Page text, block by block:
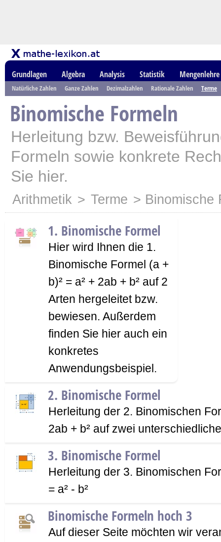
Grundlagen Algebra Analysis Statistik Mengenlehre
Natürliche Zahlen Ganze Zahlen Dezimalzahlen Rationale Zahlen Terme
Binomische Formeln
Herleitung bzw.
Formeln sowie konkrete
Sie hier.
Arithmetik > Terme > Binomische
1. Binomische Formel
Hier wird Ihnen die 1.
Binomische Formel (a +
b)² = a² + 2ab + b² auf 2
Arten hergeleitet bzw.
bewiesen. Außerdem
finden Sie hier auch ein
konkretes
Anwendungsbeispiel.
2. Binomische Formel
Herleitung der 2. Binomischen
2ab + b² auf zwei
3. Binomische Formel
Herleitung der 3. Binomischen
= a² - b²
Binomische Formeln hoch 3
Auf dieser Seite möchten wir